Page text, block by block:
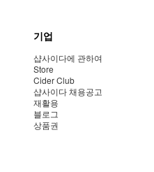
기업
샵사이다에 관하여
Store
Cider Club
샵사이다 채용공고
재활용
블로그
상품권